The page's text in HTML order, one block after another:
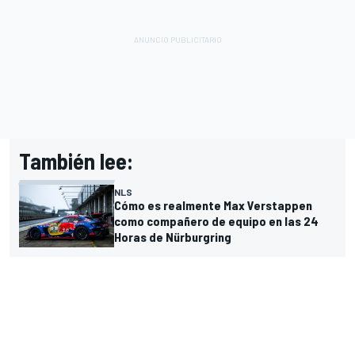
También lee:
NLS
Cómo es realmente Max Verstappen
como compañero de equipo en las 24
Horas de Nürburgring